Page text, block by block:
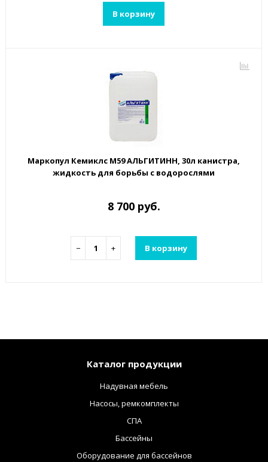
В корзину
Маркопул Кемиклс М59 АЛЬГИТИНН, 30л канистра,
жидкость для борьбы с водорослями
8 700 руб.
− + В корзину
Каталог продукции
Надувная мебель
Насосы, ремкомплекты
СПА
Бассейны
Оборудование для бассейнов